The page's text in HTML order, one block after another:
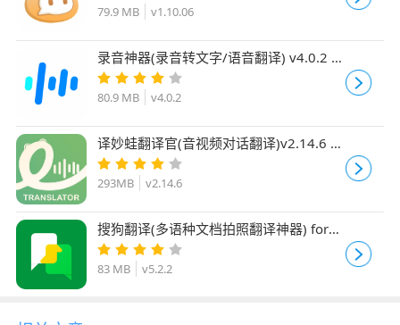
79.9 MB v1.10.06
录音神器(录音转文字/语音翻译) v4.0.2 苹
果手机版
80.9 MB v4.0.2
译妙蛙翻译官(音视频对话翻译)v2.14.6 苹
果版
293MB v2.14.6
搜狗翻译(多语种文档拍照翻译神器) for
iPhone v5.2.2 苹果手机版
83 MB v5.2.2